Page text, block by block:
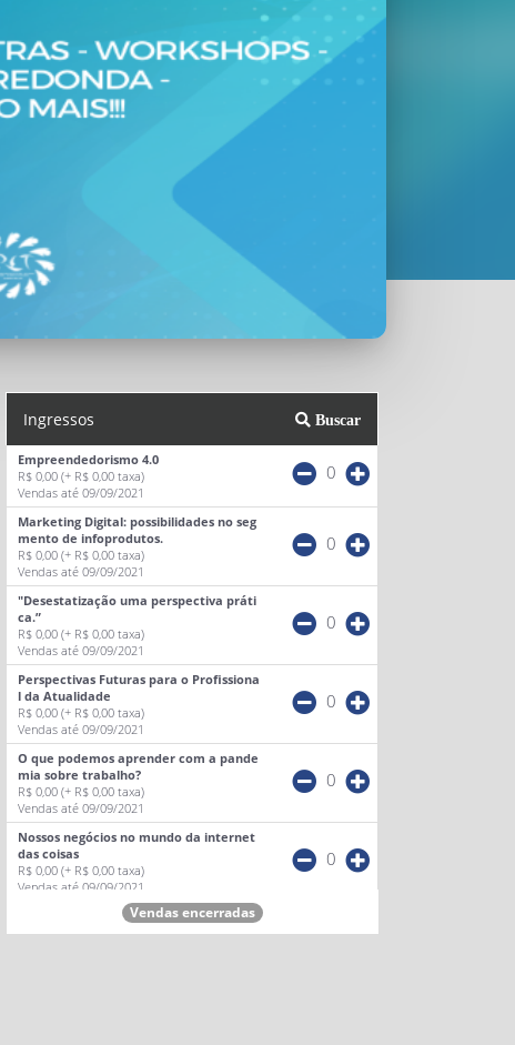
Ingressos Buscar
Empreendedorismo 4.0
R$ 0,00 (+ R$ 0,00 taxa)
Vendas até 09/09/2021
0
Marketing Digital: possibilidades no seg
mento de infoprodutos.
R$ 0,00 (+ R$ 0,00 taxa)
Vendas até 09/09/2021
0
"Desestatização uma perspectiva práti
ca.”
R$ 0,00 (+ R$ 0,00 taxa)
Vendas até 09/09/2021
0
Perspectivas Futuras para o Profissiona
l da Atualidade
R$ 0,00 (+ R$ 0,00 taxa)
Vendas até 09/09/2021
0
O que podemos aprender com a pande
mia sobre trabalho?
R$ 0,00 (+ R$ 0,00 taxa)
Vendas até 09/09/2021
0
Nossos negócios no mundo da internet
das coisas
R$ 0,00 (+ R$ 0,00 taxa)
Vendas até 09/09/2021
0
Como criar um site profissional sem sa
ber programação?
0
Vendas encerradas